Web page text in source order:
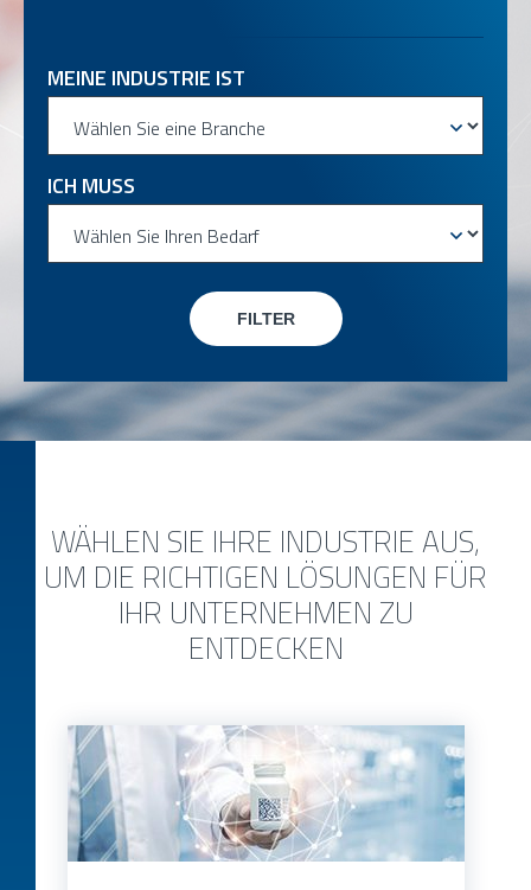
MEINE INDUSTRIE IST
ICH MUSS
FILTER
WÄHLEN SIE IHRE INDUSTRIE AUS,
UM DIE RICHTIGEN LÖSUNGEN FÜR
IHR UNTERNEHMEN ZU
ENTDECKEN